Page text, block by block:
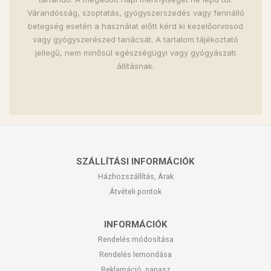
Várandósság, szoptatás, gyógyszerszedés vagy fennálló
betegség esetén a használat előtt kérd ki kezelőorvosod
vagy gyógyszerészed tanácsát. A tartalom tájékoztató
jellegű, nem minősül egészségügyi vagy gyógyászati
állításnak.
SZÁLLÍTÁSI INFORMÁCIÓK
Házhozszállítás, Árak
Átvételi pontok
INFORMÁCIÓK
Rendelés módosítása
Rendelés lemondása